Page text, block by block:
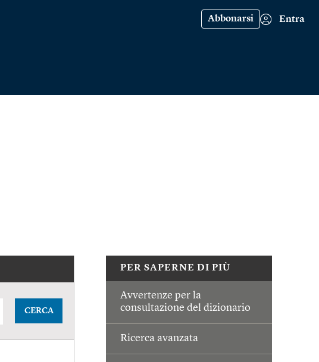
Abbonarsi Entra
PER SAPERNE DI PIÙ
Avvertenze per la
consultazione del dizionario
Ricerca avanzata
CERCA